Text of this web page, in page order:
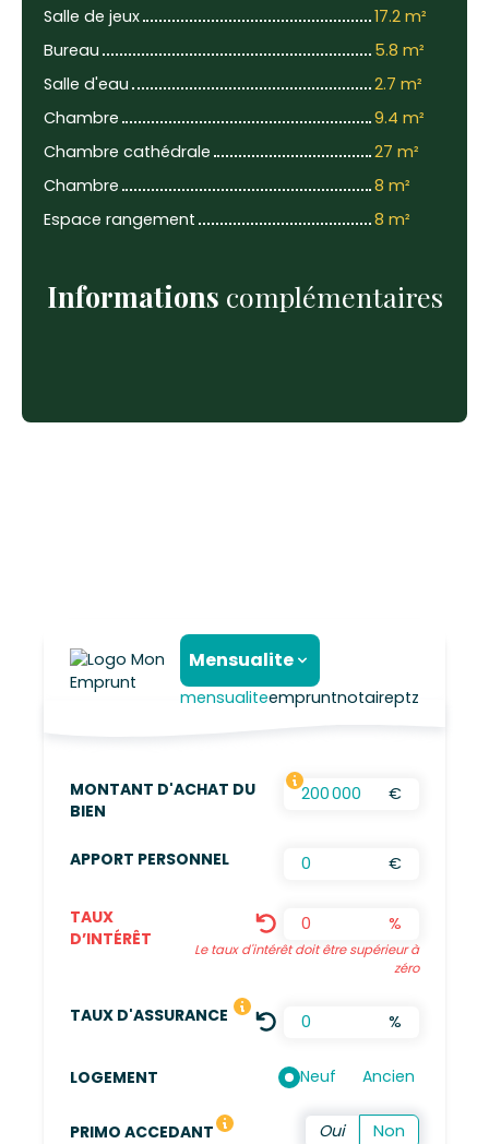
Salle de jeux
17.2 m²
Bureau
5.8 m²
Salle d'eau
2.7 m²
Chambre
9.4 m²
Chambre cathédrale
27 m²
Chambre
8 m²
Espace rangement
8 m²
Informations complémentaires
Mensualite
mensualiteempruntnotaireptz
MONTANT D'ACHAT DU
BIEN
€
APPORT PERSONNEL €
TAUX
D’INTÉRÊT
%
Le taux d'intérêt doit être supérieur à
zéro
TAUX D'ASSURANCE LE TAUX DÉFINI EST UNE
%
LOGEMENT Neuf Ancien
PRIMO ACCEDANT
Vous n'avez pas été propriétaire de votre résidence